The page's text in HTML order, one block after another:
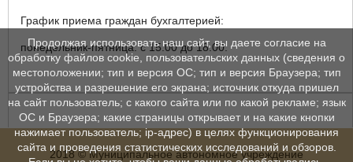
График приема граждан бухгалтерией:
понедельник-пятница: с 15.00 до 18.00.
2018 © Муниципальное автономное учреждение
Продолжая использовать наш сайт, вы даете согласие на
обработку файлов cookie, пользовательских данных (сведения о
местоположении; тип и версия ОС; тип и версия Браузера; тип
устройства и разрешение его экрана; источник откуда пришел
на сайт пользователь; с какого сайта или по какой рекламе; язык
ОС и Браузера; какие страницы открывает и на какие кнопки
нажимает пользователь; ip-адрес) в целях функционирования
сайта и проведения статистических исследований и обзоров.